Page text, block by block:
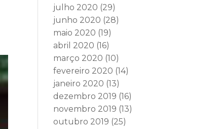
julho 2020 (29)
junho 2020 (28)
maio 2020 (19)
abril 2020 (16)
março 2020 (10)
fevereiro 2020 (14)
janeiro 2020 (13)
dezembro 2019 (16)
novembro 2019 (13)
outubro 2019 (25)